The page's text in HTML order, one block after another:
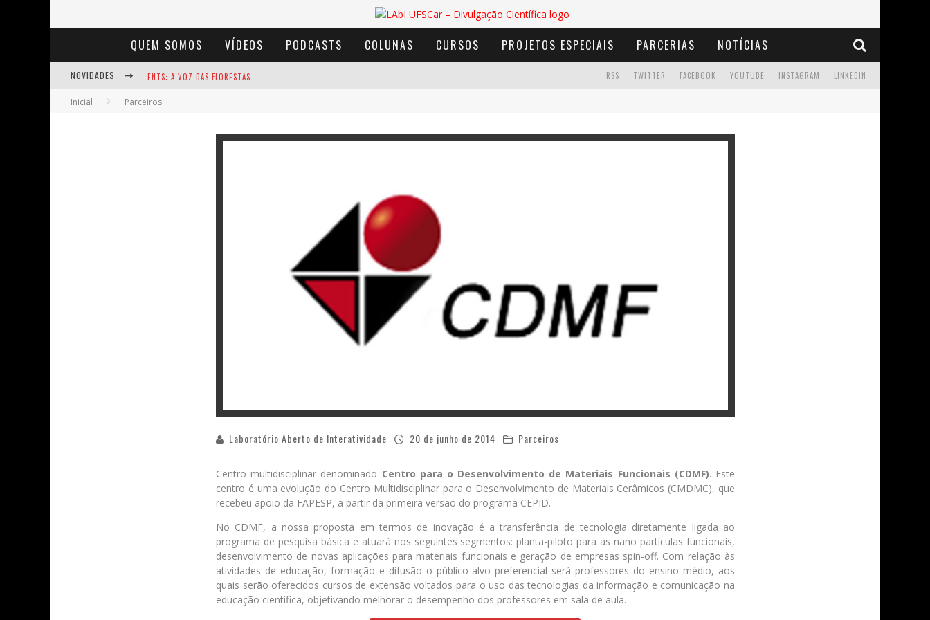
QUEM SOMOS VÍDEOS PODCASTS COLUNAS CURSOS PROJETOS ESPECIAIS PARCERIAS NOTÍCIAS
NOVIDADES ENTS: A VOZ DAS FLORESTAS
NOTÁVEIS: BERTHA LUTZ
BAÚ DE HISTÓRIAS - A JAMAIS IMAGINADA AVENTURA COM OS MOINHOS DE VENTO
LINKEDIN
INSTAGRAM
YOUTUBE
FACEBOOK
TWITTER
RSS
Inicial Parceiros
Laboratório Aberto de Interatividade 20 de junho de 2014 Parceiros
Centro multidisciplinar denominado Centro para o Desenvolvimento de Materiais Funcionais (CDMF). Este
centro é uma evolução do Centro Multidisciplinar para o Desenvolvimento de Materiais Cerâmicos (CMDMC), que
recebeu apoio da FAPESP, a partir da primeira versão do programa CEPID.
No CDMF, a nossa proposta em termos de inovação é a transferência de tecnologia diretamente ligada ao
programa de pesquisa básica e atuará nos seguintes segmentos: planta-piloto para as nano partículas funcionais,
desenvolvimento de novas aplicações para materiais funcionais e geração de empresas spin-off. Com relação às
atividades de educação, formação e difusão o público-alvo preferencial será professores do ensino médio, aos
quais serão oferecidos cursos de extensão voltados para o uso das tecnologias da informação e comunicação na
educação científica, objetivando melhorar o desempenho dos professores em sala de aula.